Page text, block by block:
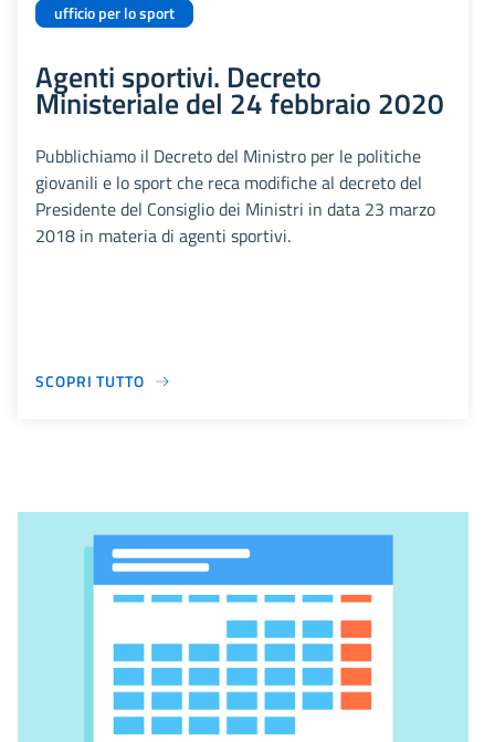
ufficio per lo sport
Agenti sportivi. Decreto
Ministeriale del 24 febbraio 2020
Pubblichiamo il Decreto del Ministro per le politiche
giovanili e lo sport che reca modifiche al decreto del
Presidente del Consiglio dei Ministri in data 23 marzo
2018 in materia di agenti sportivi.
SCOPRI TUTTO